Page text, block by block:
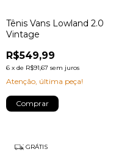
Tênis Vans Lowland 2.0
Vintage
R$549,99
6 x de R$91,67 sem juros
Atenção, última peça!
Comprar
GRÁTIS